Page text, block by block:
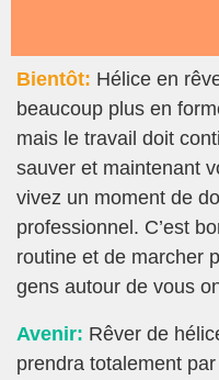
Bientôt: Hélice en
beaucoup plus en
mais le travail doit
sauver et maintenant
vivez un moment de
professionnel. C’est
routine et de marcher
gens autour de vous
Avenir: Rêver de
prendra totalement